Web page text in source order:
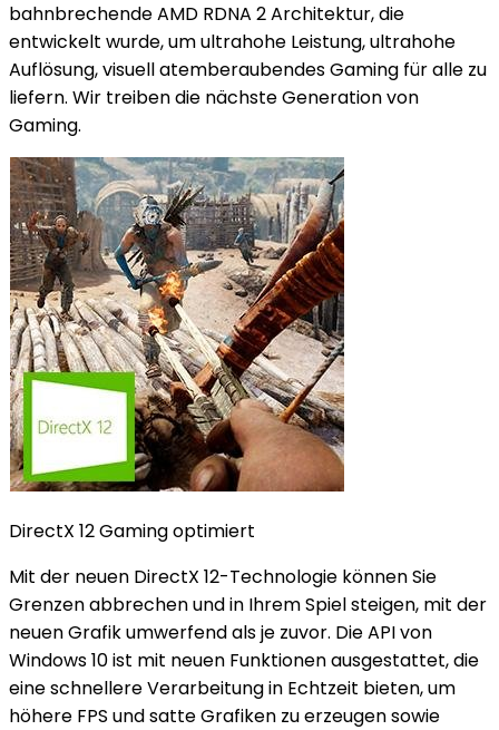
bahnbrechende AMD RDNA 2 Architektur, die
entwickelt wurde, um ultrahohe Leistung, ultrahohe
Auflösung, visuell atemberaubendes Gaming für alle zu
liefern. Wir treiben die nächste Generation von
Gaming.
DirectX 12 Gaming optimiert
Mit der neuen DirectX 12-Technologie können Sie
Grenzen abbrechen und in Ihrem Spiel steigen, mit der
neuen Grafik umwerfend als je zuvor. Die API von
Windows 10 ist mit neuen Funktionen ausgestattet, die
eine schnellere Verarbeitung in Echtzeit bieten, um
höhere FPS und satte Grafiken zu erzeugen sowie